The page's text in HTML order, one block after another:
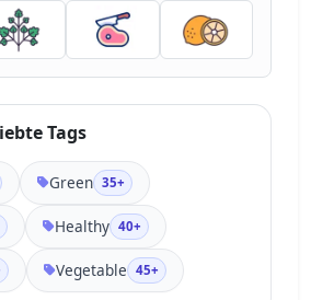
Tags
Green 35+
Healthy 40+
Vegetable 45+